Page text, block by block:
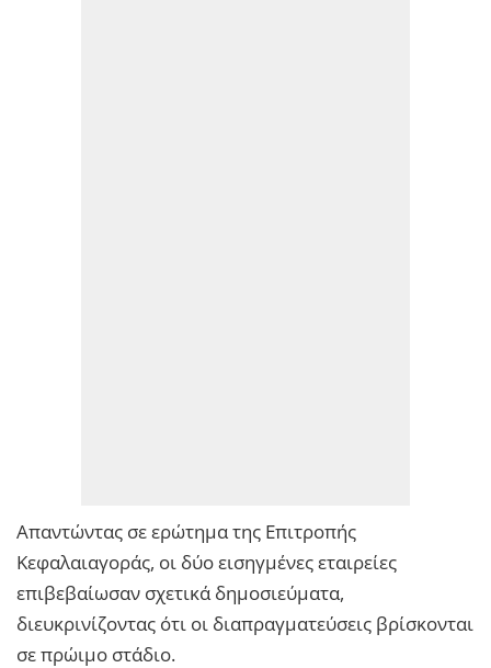
Απαντώντας σε ερώτημα της Επιτροπής
Κεφαλαιαγοράς, οι δύο εισηγμένες εταιρείες
επιβεβαίωσαν σχετικά δημοσιεύματα,
διευκρινίζοντας ότι οι διαπραγματεύσεις βρίσκονται
σε πρώιμο στάδιο.